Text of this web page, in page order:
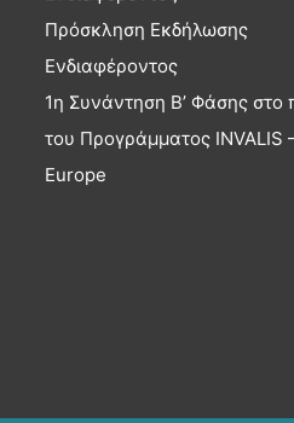
Πρόσκληση Εκδήλωσης
Ενδιαφέροντος
1η Συνάντηση Β’ Φάσης στο
του Προγράμματος INVALIS
Europe